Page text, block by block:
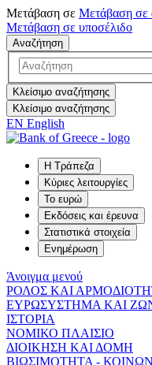
Μετάβαση σε Μετάβαση σε
Μετάβαση σε υποσέλιδο
Αναζήτηση
Κλείσιμο αναζήτησης
Κλείσιμο αναζήτησης
EN English
Η Τράπεζα
Κύριες λειτουργίες
Το ευρώ
Εκδόσεις και έρευνα
Στατιστικά στοιχεία
Ενημέρωση
Άνοιγμα μενού
ΡΟΛΟΣ ΚΑΙ
ΕΥΡΩΣΥΣΤΗΜΑ ΚΑΙ
ΙΣΤΟΡΙΑ
ΝΟΜΙΚΟ ΠΛΑΙΣΙΟ
ΔΙΟΙΚΗΣΗ ΚΑΙ ΔΟΜΗ
ΒΙΩΣΙΜΟΤΗΤΑ -